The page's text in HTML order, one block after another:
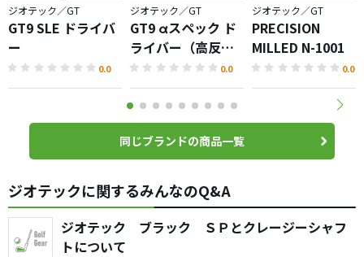
ジオテック／GT
GT9 SLE ドライバ
ー
0.0
ジオテック／GT
GT9 αスペック ド
ライバー（高反
発）
0.0
ジオテック／GT
PRECISION
MILLED N-1001
0.0
同じブランドの商品一覧
ジオテックに関するみんなのQ&A
ジオテック ブラック ＳＰとクレージーシャフ
トについて